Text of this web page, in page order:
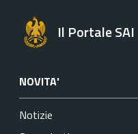
Il Portale SAI
NOVITA'
Notizie